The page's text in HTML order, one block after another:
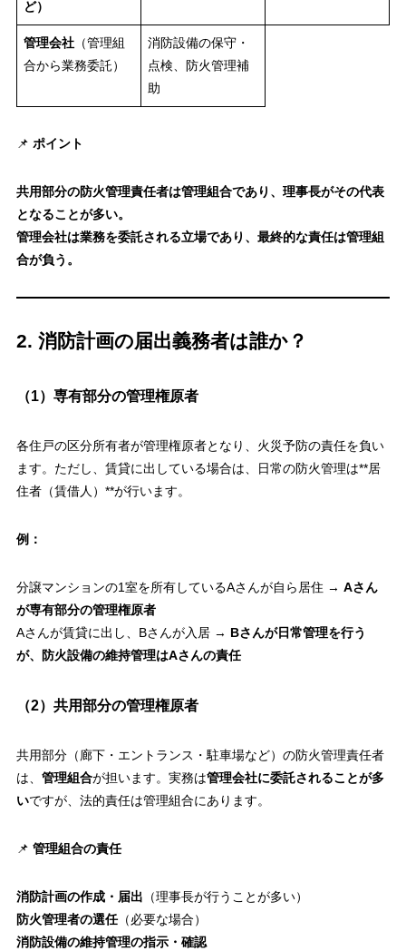
ど）
管理会社（管理組
合から業務委託）
消防設備の保守・
点検、防火管理補
助
📌 ポイント
共用部分の防火管理責任者は管理組合であり、理事長がその代表
となることが多い。
管理会社は業務を委託される立場であり、最終的な責任は管理組
合が負う。
2. 消防計画の届出義務者は誰か？
（1）専有部分の管理権原者
各住戸の区分所有者が管理権原者となり、火災予防の責任を負い
ます。ただし、賃貸に出している場合は、日常の防火管理は**居
住者（賃借人）**が行います。
例：
分譲マンションの1室を所有しているAさんが自ら居住 → Aさん
が専有部分の管理権原者
Aさんが賃貸に出し、Bさんが入居 → Bさんが日常管理を行う
が、防火設備の維持管理はAさんの責任
（2）共用部分の管理権原者
共用部分（廊下・エントランス・駐車場など）の防火管理責任者
は、 管理組合が担います。実務は管理会社に委託されることが多
いですが、法的責任は管理組合にあります。
📌 管理組合の責任
消防計画の作成・届出 （理事長が行うことが多い）
防火管理者の選任（必要な場合）
消防設備の維持管理の指示・確認